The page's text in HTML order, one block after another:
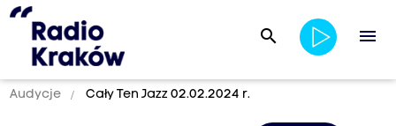
search menu
Audycje Cały Ten Jazz 02.02.2024 r.